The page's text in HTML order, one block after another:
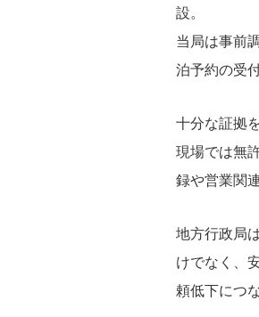
設。
当局は事前
泊予約の受
十分な証拠
現場では無
録や営業関
地方行政局
けでなく、
頼低下につ